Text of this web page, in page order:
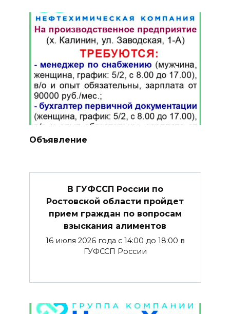
Объявление
В ГУФССП России по
Ростовской области пройдет
прием граждан по вопросам
взыскания алиментов
16 июля 2026 года с 14:00 до 18:00 в
ГУФССП России